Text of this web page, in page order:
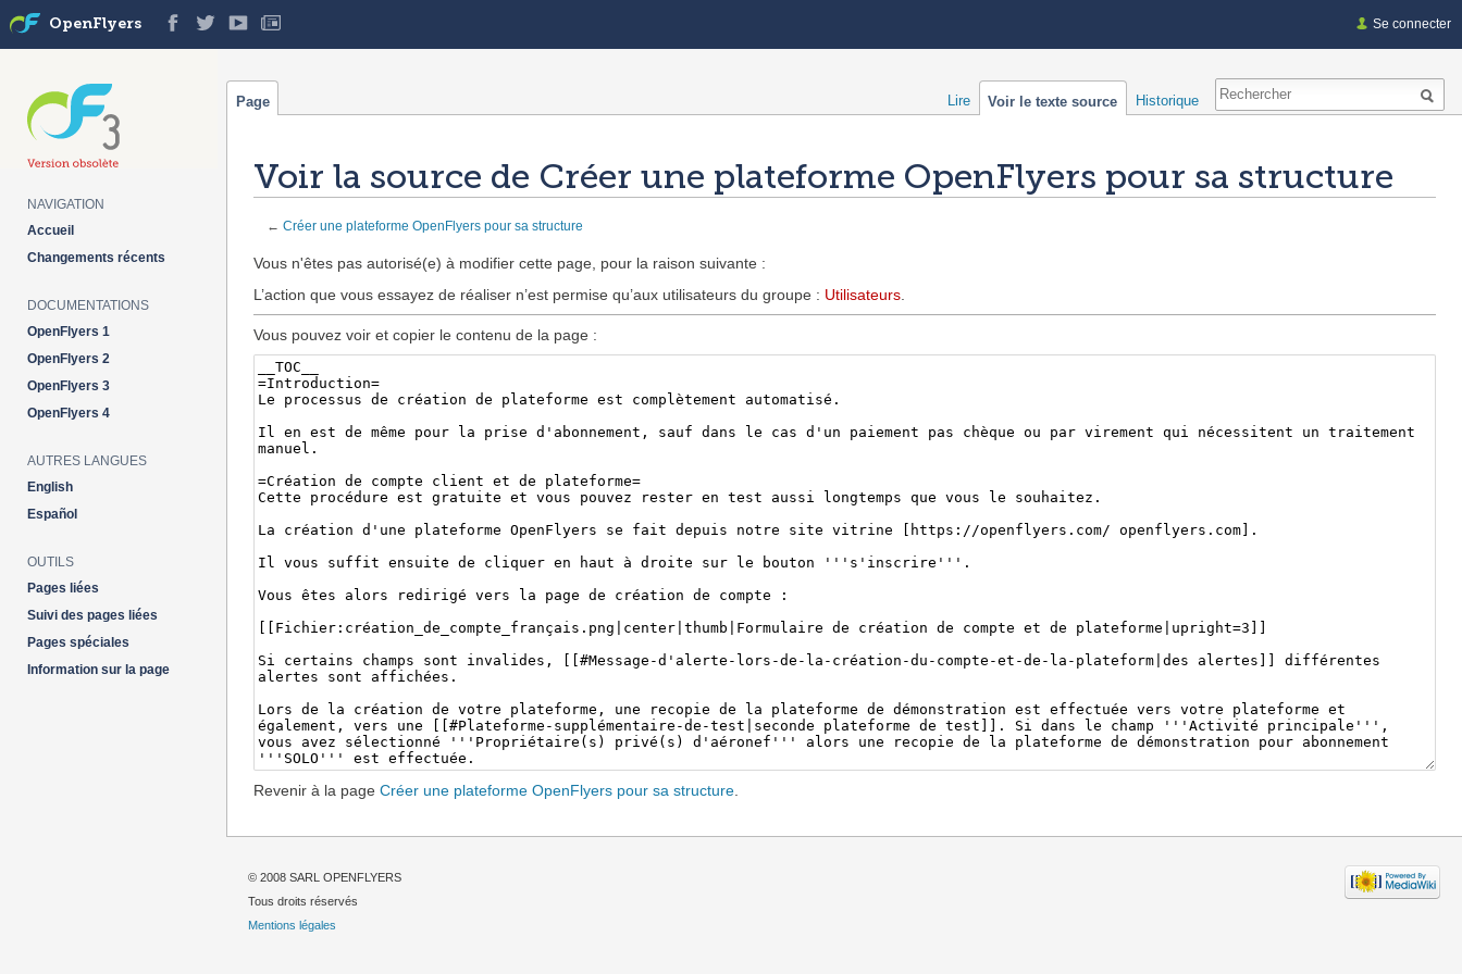
Voir la source de Créer une plateforme OpenFlyers pour sa structure
← Créer une plateforme OpenFlyers pour sa structure
Vous n'êtes pas autorisé(e) à modifier cette page, pour la raison suivante :
L’action que vous essayez de réaliser n’est permise qu’aux utilisateurs du groupe : Utilisateurs.
Vous pouvez voir et copier le contenu de la page :
Revenir à la page Créer une plateforme OpenFlyers pour sa structure.
Se connecter
Page Lire Voir le texte source Historique
OpenFlyers
NAVIGATION
Accueil
Changements récents
DOCUMENTATIONS
OpenFlyers 1
OpenFlyers 2
OpenFlyers 3
OpenFlyers 4
AUTRES LANGUES
English
Español
OUTILS
Pages liées
Suivi des pages liées
Pages spéciales
Information sur la page
© 2008 SARL OPENFLYERS
Tous droits réservés
Mentions légales